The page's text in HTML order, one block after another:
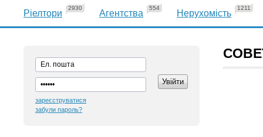
Ріелтори
2930
Агентства
554
Нерухомість
1211
зареєструватися
забули пароль?